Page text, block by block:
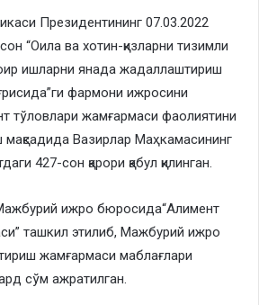
Президентининг 07.03.2022
ва хотин-қизларни тизимли
ишларни янада жадаллаштириш
фармони ижросини
тўловлари жамғармаси фаолиятини
мақсадида Вазирлар Маҳкамасининг
427-сон қарори қабул қилинган.
ижро бюросида“Алимент
ташкил этилиб, Мажбурий ижро
жамғармаси маблағлари
сўм ажратилган.